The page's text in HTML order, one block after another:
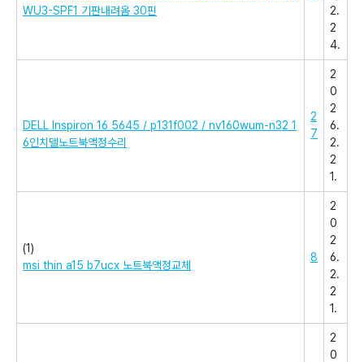
WU3-SPF1 기판내려옴 30핀
2.
2
4.
DELL Inspiron 16 5645 / p131f002 / nv160wum-n32 1
6인치델노트북액정수리
2
7
2
0
2
6.
2.
2
1.
(1)
msi thin a15 b7ucx 노트북액정교체
8
2
0
2
6.
2.
2
1.
2
0